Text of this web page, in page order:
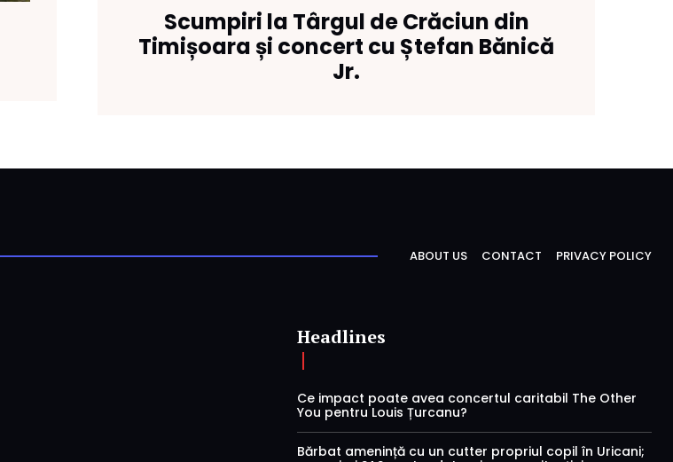
Scumpiri la Târgul de Crăciun din
Timișoara și concert cu Ștefan Bănică
Jr.
ABOUT US CONTACT PRIVACY POLICY
Headlines
Ce impact poate avea concertul caritabil The Other
You pentru Louis Țurcanu?
Bărbat amenință cu un cutter propriul copil în Uricani;